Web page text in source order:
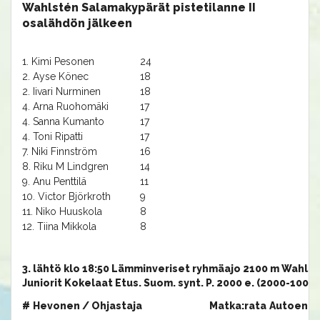
Wahlstén Salamakypärät pistetilanne II
osalähdön jälkeen
1. Kimi Pesonen
24
2. Ayse Könec
18
2. Iivari Nurminen
18
4. Arna Ruohomäki
17
4. Sanna Kumanto
17
4. Toni Ripatti
17
7. Niki Finnström
16
8. Riku M Lindgren
14
9. Anu Penttilä
11
10. Victor Björkroth
9
11. Niko Huuskola
8
12. Tiina Mikkola
8
3. lähtö klo 18:50 Lämminveriset ryhmäajo 2100 m
Juniorit Kokelaat Etus. Suom. synt. P. 2000 e. (2000-
# Hevonen / Ohjastaja Matka:rata